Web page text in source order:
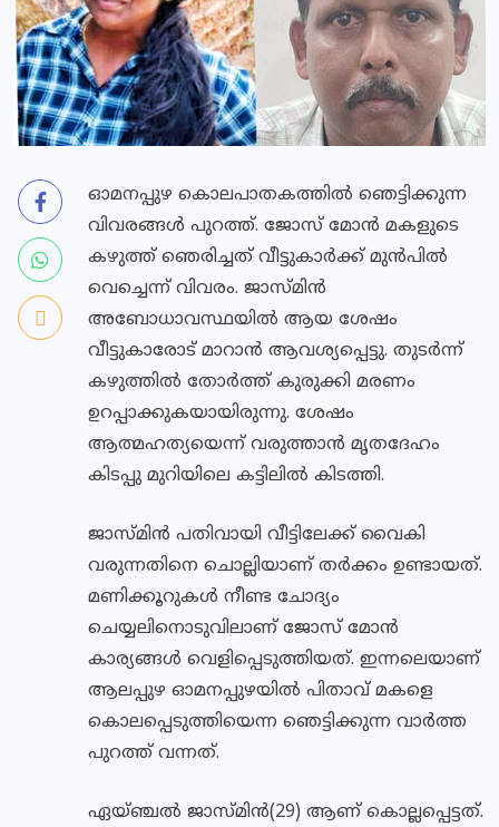
ഓമനപ്പുഴ കൊലപാതകത്തില്‍ ഞെട്ടിക്കുന്ന
വിവരങ്ങള്‍ പുറത്ത്. ജോസ് മോന്‍ മകളുടെ
കഴുത്ത് ഞെരിച്ചത് വീട്ടുകാര്‍ക്ക് മുന്‍പില്‍
വെച്ചെന്ന് വിവരം. ജാസ്മിന്‍
അബോധാവസ്ഥയില്‍ ആയ ശേഷം
വീട്ടുകാരോട് മാറാന്‍ ആവശ്യപ്പെട്ടു. തുടര്‍ന്ന്
കഴുത്തില്‍ തോര്‍ത്ത് കുരുക്കി മരണം
ഉറപ്പാക്കുകയായിരുന്നു. ശേഷം
ആത്മഹത്യയെന്ന് വരുത്താന്‍ മൃതദേഹം
കിടപ്പു മുറിയിലെ കട്ടിലില്‍ കിടത്തി.
ജാസ്മിന്‍ പതിവായി വീട്ടിലേക്ക് വൈകി
വരുന്നതിനെ ചൊല്ലിയാണ് തര്‍ക്കം ഉണ്ടായത്.
മണിക്കൂറുകള്‍ നീണ്ട ചോദ്യം
ചെയ്യലിനൊടുവിലാണ് ജോസ് മോന്‍
കാര്യങ്ങള്‍ വെളിപ്പെടുത്തിയത്. ഇന്നലെയാണ്
ആലപ്പുഴ ഓമനപ്പുഴയില്‍ പിതാവ് മകളെ
കൊലപ്പെടുത്തിയെന്ന ഞെട്ടിക്കുന്ന വാര്‍ത്ത
പുറത്ത് വന്നത്.
ഏയ്ഞ്ചല്‍ ജാസ്മിന്‍(29) ആണ് കൊല്ലപ്പെട്ടത്.